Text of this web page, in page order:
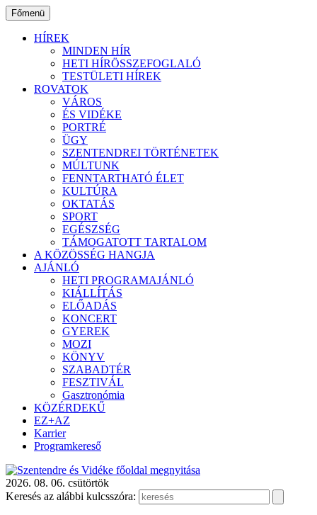
Ugrás
a
tartalomhoz
Főmenü
HÍREK
MINDEN HÍR
HETI HÍRÖSSZEFOGLALÓ
TESTÜLETI HÍREK
ROVATOK
VÁROS
ÉS VIDÉKE
PORTRÉ
ÜGY
SZENTENDREI TÖRTÉNETEK
MÚLTUNK
FENNTARTHATÓ ÉLET
KULTÚRA
OKTATÁS
SPORT
EGÉSZSÉG
TÁMOGATOTT TARTALOM
A KÖZÖSSÉG HANGJA
AJÁNLÓ
HETI PROGRAMAJÁNLÓ
KIÁLLÍTÁS
ELŐADÁS
KONCERT
GYEREK
MOZI
KÖNYV
SZABADTÉR
FESZTIVÁL
Gasztronómia
KÖZÉRDEKŰ
EZ+AZ
Karrier
Programkereső
2026. 08. 06. csütörtök
Keresés az alábbi kulcsszóra: